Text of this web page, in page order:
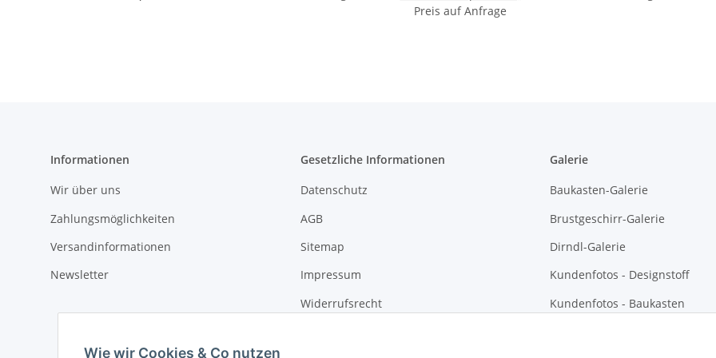
Preis auf Anfrage
Informationen
Wir über uns
Zahlungsmöglichkeiten
Versandinformationen
Newsletter
Gesetzliche Informationen
Datenschutz
AGB
Sitemap
Impressum
Widerrufsrecht
Galerie
Baukasten-Galerie
Brustgeschirr-Galerie
Dirndl-Galerie
Kundenfotos - Designstoff
Kundenfotos - Baukasten
Wie wir Cookies & Co nutzen